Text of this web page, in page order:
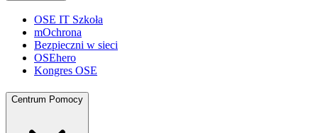
OSE IT Szkoła
mOchrona
Bezpieczni w sieci
OSEhero
Kongres OSE
Centrum Pomocy